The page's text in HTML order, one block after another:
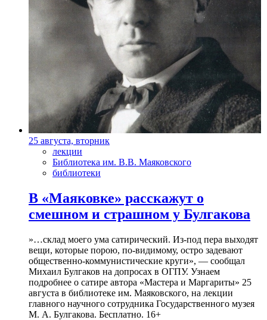
25 августа, вторник
лекции
Библиотека им. В.В. Маяковского
библиотеки
В «Маяковке» расскажут о
смешном и страшном у Булгакова
»…склад моего ума сатирический. Из-под пера выходят
вещи, которые порою, по-видимому, остро задевают
общественно-коммунистические круги», — сообщал
Михаил Булгаков на допросах в ОГПУ. Узнаем
подробнее о сатире автора «Мастера и Маргариты» 25
августа в библиотеке им. Маяковского, на лекции
главного научного сотрудника Государственного музея
М. А. Булгакова. Бесплатно. 16+